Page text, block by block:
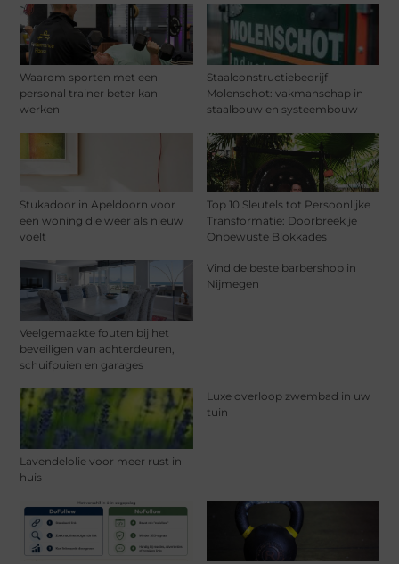
Waarom sporten met een
personal trainer beter kan
werken
Staalconstructiebedrijf
Molenschot: vakmanschap in
staalbouw en systeembouw
Stukadoor in Apeldoorn voor
een woning die weer als nieuw
voelt
Top 10 Sleutels tot Persoonlijke
Transformatie: Doorbreek je
Onbewuste Blokkades
Veelgemaakte fouten bij het
beveiligen van achterdeuren,
schuifpuien en garages
Vind de beste barbershop in
Nijmegen
Lavendelolie voor meer rust in
huis
Luxe overloop zwembad in uw
tuin